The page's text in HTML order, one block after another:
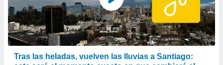
Tras las heladas, vuelven las lluvias a Santiago: